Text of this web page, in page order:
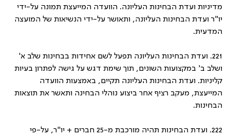
מדיניות ועדת הבחינות העליונה. הוועדה המייעצת תמונה על-ידי
יו"ר ועדת הבחינות העליונה, ותאושר על-ידי הנשיאות של המועצה
המדעית.
221. ועדת הבחינות העליונה תפעל לשם אחידות בבחינות שלב א'
ושלב ב' במקצועות השונים, תוך שימת דגש על גישה לפתרון בעיות
קליניות. ועדת הבחינות העליונה תקיים, באמצעות הוועדה
המייעצת, מעקב רציף אחר ביצוע נוהלי הבחינה ותאשר את תוצאות
הבחינות.
222. ועדת הבחינות תהיה מורכבת מ- 25 חברים + יו"ר, על-פי